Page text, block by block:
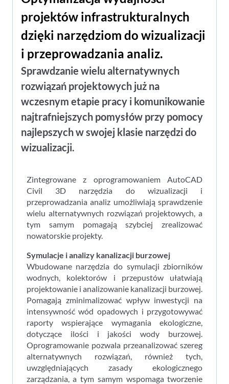
projektów infrastrukturalnych
dzięki narzędziom do wizualizacji
i przeprowadzania analiz.
Sprawdzanie wielu alternatywnych
rozwiązań projektowych już na
wczesnym etapie pracy i komunikowanie
najtrafniejszych pomysłów przy pomocy
najlepszych w swojej klasie narzędzi do
wizualizacji.
Zintegrowane z oprogramowaniem AutoCAD
Civil 3D narzędzia do wizualizacji i
przeprowadzania analiz umożliwiają sprawdzenie
wielu alternatywnych rozwiązań projektowych, a
tym samym pomagają szybciej zrealizować
nowatorskie projekty.
Symulacje i analizy kanalizacji burzowej
Wbudowane narzędzia do symulacji zbiorników
wodnych, kolektorów i przepustów ułatwiają
projektowanie i analizowanie kanalizacji burzowej.
Pomagają zminimalizować wpływ inwestycji na
intensywność wód opadowych i przygotowywać
raporty wspierające wymagania ekologiczne,
dotyczące ilości i jakości wody burzowej.
Oprogramowanie pozwala przeanalizować szereg
alternatywnych rozwiązań, również tych,
uwzględniających zasady ekologicznego
zarządzania, a tym samym wspomaga tworzenie